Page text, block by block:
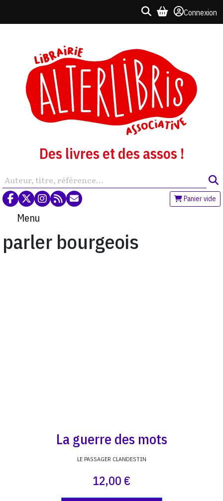
Connexion
Des livres et des assos !
Panier vide
Menu
parler bourgeois
La guerre des mots
LE PASSAGER CLANDESTIN
12,00 €